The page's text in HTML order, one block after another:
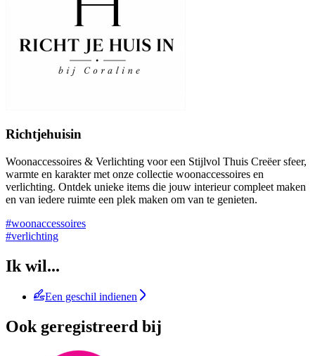
Richtjehuisin
Woonaccessoires & Verlichting voor een Stijlvol Thuis Creëer sfeer,
warmte en karakter met onze collectie woonaccessoires en
verlichting. Ontdek unieke items die jouw interieur compleet maken
en van iedere ruimte een plek maken om van te genieten.
#woonaccessoires
#verlichting
Ik wil...
Een geschil indienen
Ook geregistreerd bij